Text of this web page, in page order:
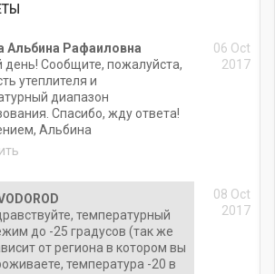
Альбина Рафаиловна
Сообщите, пожалуйста,
утеплителя и
диапазон
Спасибо, жду ответа!
Альбина
06 Oct
2017
температурный
до -25 градусов (так же
от региона в котором вы
температура -20 в
08 Oct
2017